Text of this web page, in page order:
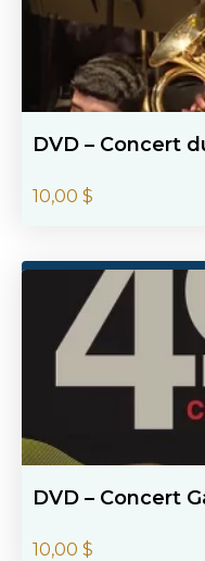
DVD – Concert
$
10,00
DVD – Concert
$
10,00